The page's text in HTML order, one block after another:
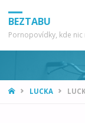
BEZTABU
Pornopovídky, kde nic
HOMELUCKA